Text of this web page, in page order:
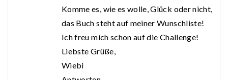
Komme es, wie es wolle, Glück oder nicht,
das Buch steht auf meiner Wunschliste!
Ich freu mich schon auf die Challenge!
Liebste Grüße,
Wiebi